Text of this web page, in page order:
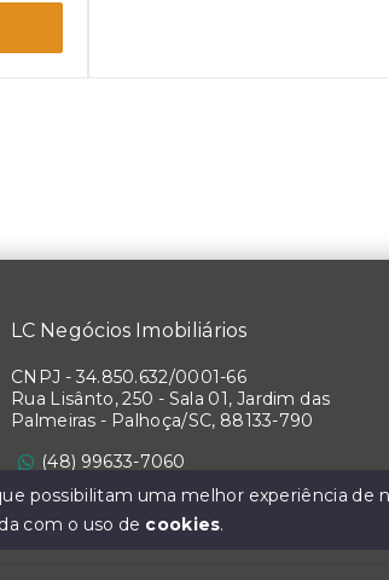
LC Negócios Imobiliários
CNPJ - 34.850.632/0001-66
Rua Lisânto, 250 - Sala 01, Jardim das
Palmeiras - Palhoça/SC, 88133-790
(48) 99633-7060
Ver e-mail
possibilitam uma melhor experiência de
com o uso de cookies.